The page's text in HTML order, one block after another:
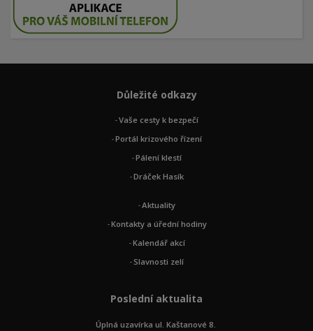
Důležité odkazy
Vaše cesty k bezpečí
Portál krizového řízení
Pálení klestí
Dráček Hasík
Aktuality
Kontakty a úřední hodiny
Kalendář akcí
Slavnosti zelí
Poslední aktualita
Úplná uzavírka ul. Kaštanové 8.